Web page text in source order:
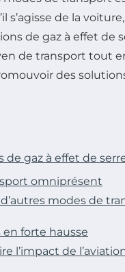
s’agisse de la
de gaz à effet de
de transport tout
des
de gaz à effet de
omniprésent
modes de
en forte hausse
l’impact de